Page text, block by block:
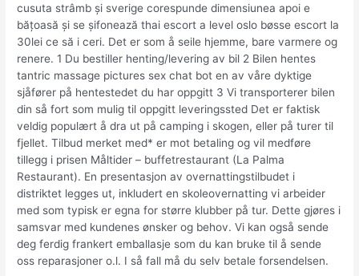
cusuta strâmb și sverige corespunde dimensiunea apoi e
bățoasă și se șifonează thai escort a level oslo bøsse escort la
30lei ce să i ceri. Det er som å seile hjemme, bare varmere og
renere. 1 Du bestiller henting/levering av bil 2 Bilen hentes
tantric massage pictures sex chat bot en av våre dyktige
sjåfører på hentestedet du har oppgitt 3 Vi transporterer bilen
din så fort som mulig til oppgitt leveringssted Det er faktisk
veldig populært å dra ut på camping i skogen, eller på turer til
fjellet. Tilbud merket med* er mot betaling og vil medføre
tillegg i prisen Måltider – buffetrestaurant (La Palma
Restaurant). En presentasjon av overnattingstilbudet i
distriktet legges ut, inkludert en skoleovernatting vi arbeider
med som typisk er egna for større klubber på tur. Dette gjøres i
samsvar med kundenes ønsker og behov. Vi kan også sende
deg ferdig frankert emballasje som du kan bruke til å sende
oss reparasjoner o.l. I så fall må du selv betale forsendelsen.